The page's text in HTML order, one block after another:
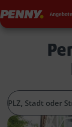
Penny Angebote